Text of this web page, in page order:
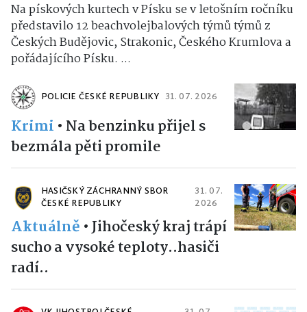
Na pískových kurtech v Písku se v letošním ročníku
představilo 12 beachvolejbalových týmů týmů z
Českých Budějovic, Strakonic, Českého Krumlova a
pořádajícího Písku. ...
POLICIE ČESKÉ REPUBLIKY 31. 07. 2026
Krimi • Na benzinku přijel s
bezmála pěti promile
HASIČSKÝ ZÁCHRANNÝ SBOR
ČESKÉ REPUBLIKY
31. 07.
2026
Aktuálně •Jihočeský kraj trápí
sucho a vysoké teploty..hasiči
radí..